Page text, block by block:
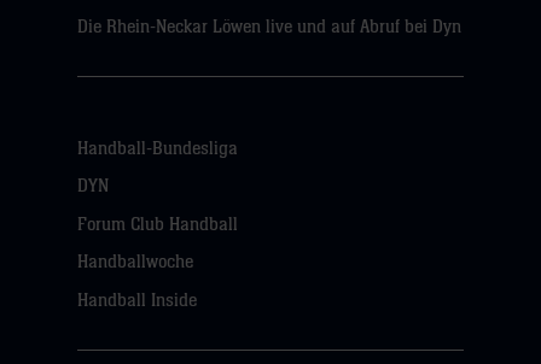
Die Rhein-Neckar Löwen live und auf Abruf bei Dyn
Handball-Bundesliga
DYN
Forum Club Handball
Handballwoche
Handball Inside